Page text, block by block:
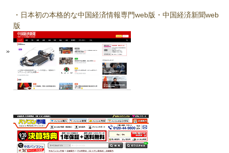
・日本初の本格的な中国経済情報専門web版・中国経済新聞web
版